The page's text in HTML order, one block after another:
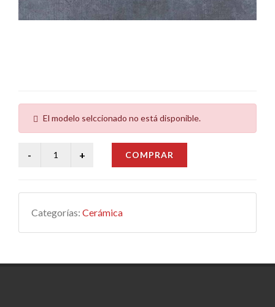
El modelo selccionado no está disponible.
COMPRAR
Categorías: Cerámica